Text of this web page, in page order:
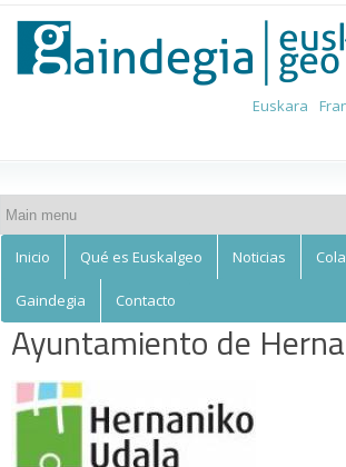
main
content
Euskalgeo
Euskara
Inicio Qué es Euskalgeo Noticias
Gaindegia Contacto
Ayuntamiento de